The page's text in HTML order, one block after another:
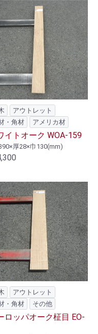
アウトレット
・角材
アメリカ材
イトオーク WOA-159
厚28×巾130(mm)
アウトレット
・角材
その他
ロッパオーク柾目 EO-